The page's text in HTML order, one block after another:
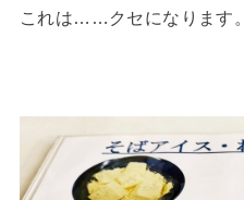
これは……クセになります。